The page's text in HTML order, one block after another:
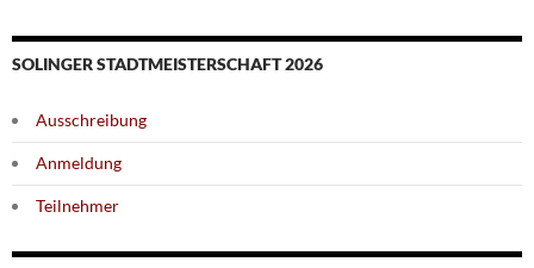
SOLINGER STADTMEISTERSCHAFT 2026
Ausschreibung
Anmeldung
Teilnehmer